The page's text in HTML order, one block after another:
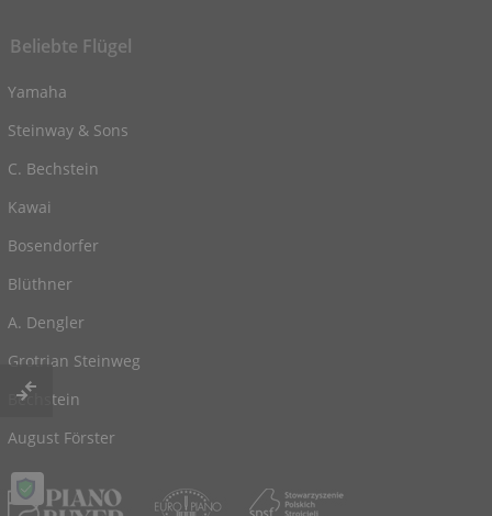
Beliebte Flügel
Yamaha
Steinway & Sons
C. Bechstein
Kawai
Bosendorfer
Blüthner
A. Dengler
Grotrian Steinweg
Bechstein
August Förster